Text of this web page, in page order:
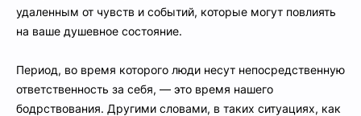
удаленным от чувств и событий, которые могут повлиять
на ваше душевное состояние.
Период, во время которого люди несут непосредственную
ответственность за себя, — это время нашего
бодрствования. Другими словами, в таких ситуациях, как